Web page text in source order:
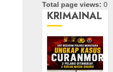
Total page views:0
KRIMAINAL